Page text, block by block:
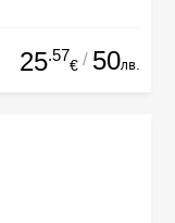
25.57
€ / 50лв.